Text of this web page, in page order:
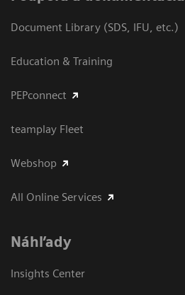
Document Library (SDS, IFU, etc.)
Education & Training
PEPconnect
teamplay Fleet
Webshop
All Online Services
Náhľady
Insights Center